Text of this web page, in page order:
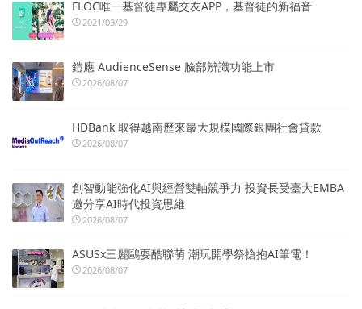
FLOC唯一基督徒專屬交友APP，基督徒的新福音
2021/03/29
鎧應 AudienceSense 臉部辨識功能上市
2026/08/07
HDBank 取得越南歷來最大規模國際銀團社會貸款
2026/08/07
創智動能強化AI與經營雙軸競爭力 投資長受臺大EMBA
邀分享AI時代投資思維
2026/08/07
ASUSx三麗鷗耍酷聯萌 潮玩開學祭搶抱AI筆電！
2026/08/07